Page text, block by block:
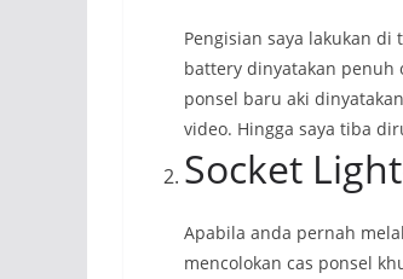
Pengisian saya lakukan di
battery dinyatakan penuh
ponsel baru aki
video. Hingga saya tiba
Socket
Apabila anda pernah
mencolokan cas ponsel